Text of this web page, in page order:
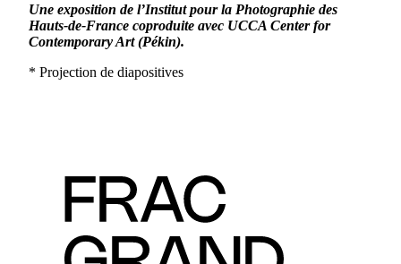
Une exposition de l’Institut pour la Photographie des
Hauts-de-France coproduite avec UCCA Center for
Contemporary Art (Pékin).
* Projection de diapositives